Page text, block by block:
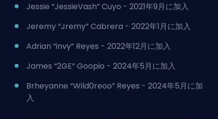
Jessie “JessieVash” Cuyo - 2021年9月に加入
Jeremy “Jremy” Cabrera - 2022年1月に加入
Adrian “invy” Reyes - 2022年12月に加入
James “2GE” Goopio - 2024年5月に加入
Brheyanne “Wild0reoo” Reyes - 2024年5月に加
入